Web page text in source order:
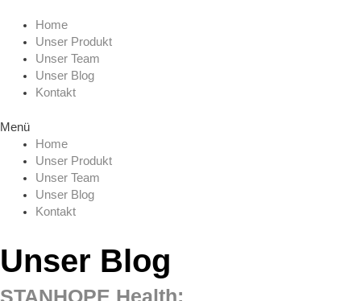
Inhalt
springen
Home
Unser Produkt
Unser Team
Unser Blog
Kontakt
Menü
Home
Unser Produkt
Unser Team
Unser Blog
Kontakt
Unser Blog
STANHOPE Health: